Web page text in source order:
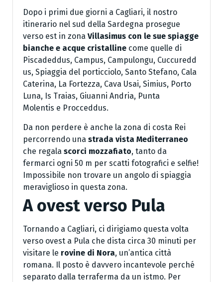
Dopo i primi due giorni a Cagliari, il nostro
itinerario nel sud della Sardegna prosegue
verso est in zona Villasimus con le sue spiagge
bianche e acque cristalline come quelle di
Piscadeddus, Campus, Campulongu, Cuccuredd
us, Spiaggia del porticciolo, Santo Stefano, Cala
Caterina, La Fortezza, Cava Usai, Simius, Porto
Luna, Is Traias, Giuanni Andria, Punta
Molentis e Procceddus.
Da non perdere è anche la zona di costa Rei
percorrendo una strada vista Mediterraneo
che regala scorci mozzafiato, tanto da
fermarci ogni 50 m per scatti fotografici e selfie!
Impossibile non trovare un angolo di spiaggia
meraviglioso in questa zona.
A ovest verso Pula
Tornando a Cagliari, ci dirigiamo questa volta
verso ovest a Pula che dista circa 30 minuti per
visitare le rovine di Nora, un’antica città
romana. Il posto è davvero incantevole perché
separato dalla terraferma da un istmo. Per